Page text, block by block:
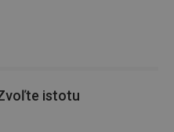
biele košíčky,
istotu